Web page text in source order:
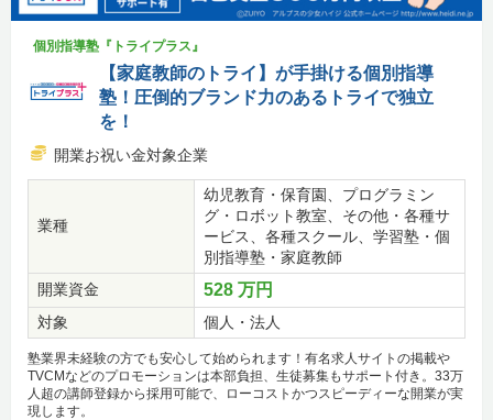
個別指導塾『トライプラス』
【家庭教師のトライ】が手掛ける個別指導
塾！圧倒的ブランド力のあるトライで独立
を！
開業お祝い金対象企業
業種
幼児教育・保育園、プログラミン
グ・ロボット教室、その他・各種サ
ービス、各種スクール、学習塾・個
別指導塾・家庭教師
開業資金
528 万円
対象 個人・法人
塾業界未経験の方でも安心して始められます！有名求人サイトの掲載や
TVCMなどのプロモーションは本部負担、生徒募集もサポート付き。33万
人超の講師登録から採用可能で、ローコストかつスピーディーな開業が実
現します。